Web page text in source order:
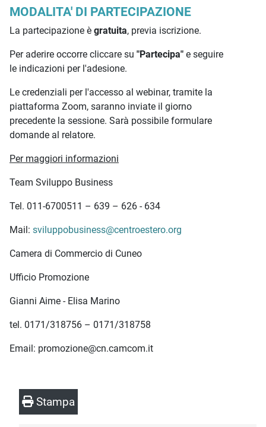
MODALITA' DI PARTECIPAZIONE
La partecipazione è gratuita, previa iscrizione.
Per aderire occorre cliccare su "Partecipa" e seguire
le indicazioni per l'adesione.
Le credenziali per l'accesso al webinar, tramite la
piattaforma Zoom, saranno inviate il giorno
precedente la sessione. Sarà possibile formulare
domande al relatore.
Per maggiori informazioni
Team Sviluppo Business
Tel. 011-6700511 – 639 – 626 - 634
Mail: sviluppobusiness@centroestero.org
Camera di Commercio di Cuneo
Ufficio Promozione
Gianni Aime - Elisa Marino
tel. 0171/318756 – 0171/318758
Email: promozione@cn.camcom.it
Stampa